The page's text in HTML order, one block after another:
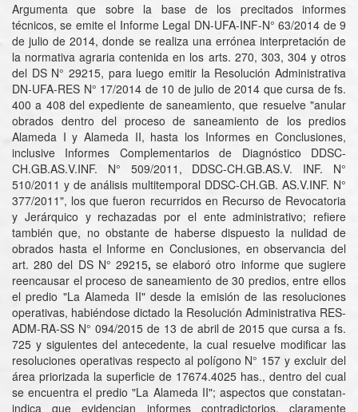
Argumenta que sobre la base de los precitados informes
técnicos, se emite el Informe Legal DN-UFA-INF-N° 63/2014 de 9
de julio de 2014, donde se realiza una errónea interpretación de
la normativa agraria contenida en los arts. 270, 303, 304 y otros
del DS N° 29215, para luego emitir la Resolución Administrativa
DN-UFA-RES N° 17/2014 de 10 de julio de 2014 que cursa de fs.
400 a 408 del expediente de saneamiento, que resuelve "anular
obrados dentro del proceso de saneamiento de los predios
Alameda I y Alameda II, hasta los Informes en Conclusiones,
inclusive Informes Complementarios de Diagnóstico DDSC-
CH.GB.AS.V.INF. N° 509/2011, DDSC-CH.GB.AS.V. INF. N°
510/2011 y de análisis multitemporal DDSC-CH.GB. AS.V.INF. N°
377/2011", los que fueron recurridos en Recurso de Revocatoria
y Jerárquico y rechazadas por el ente administrativo; refiere
también que, no obstante de haberse dispuesto la nulidad de
obrados hasta el Informe en Conclusiones, en observancia del
art. 280 del DS N° 29215,se elaboró otro informe que sugiere
reencausar el proceso de saneamiento de 30 predios, entre ellos
el predio "La Alameda II" desde la emisión de las resoluciones
operativas, habiéndose dictado la Resolución Administrativa RES-
ADM-RA-SS N° 094/2015 de 13 de abril de 2015 que cursa a fs.
725 y siguientes del antecedente, la cual resuelve modificar las
resoluciones operativas respecto al polígono N° 157 y excluir del
área priorizada la superficie de 17674.4025 has., dentro del cual
se encuentra el predio "La Alameda II"; aspectos que constatan-
indica que evidencian informes contradictorios, claramente